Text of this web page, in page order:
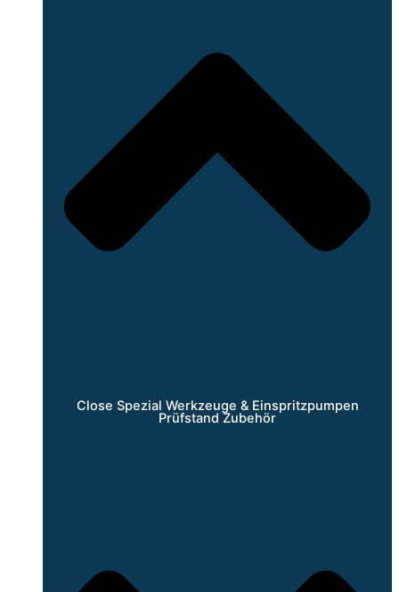
Close Spezial Werkzeuge & Einspritzpumpen
Prüfstand Zubehör